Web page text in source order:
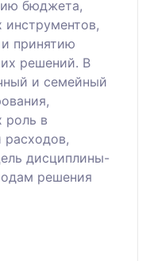
бюджета,
принятию
решений. В
и семейный
роль в
дисциплины-
решения